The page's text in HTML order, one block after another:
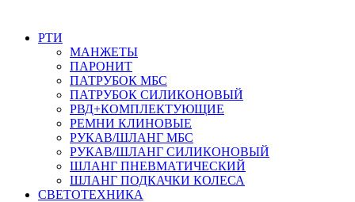
РТИ
МАНЖЕТЫ
ПАРОНИТ
ПАТРУБОК МБС
ПАТРУБОК СИЛИКОНОВЫЙ
РВД+КОМПЛЕКТУЮЩИЕ
РЕМНИ КЛИНОВЫЕ
РУКАВ/ШЛАНГ МБС
РУКАВ/ШЛАНГ СИЛИКОНОВЫЙ
ШЛАНГ ПНЕВМАТИЧЕСКИЙ
ШЛАНГ ПОДКАЧКИ КОЛЕСА
СВЕТОТЕХНИКА